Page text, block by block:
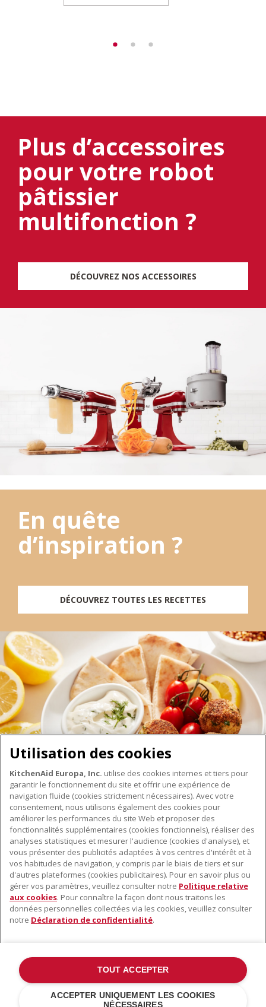
Plus d’accessoires
pour votre robot
pâtissier
multifonction ?
DÉCOUVREZ NOS ACCESSOIRES
En quête
d’inspiration ?
DÉCOUVREZ TOUTES LES RECETTES
À PROPOS DE KITCHENAID
À propos de KitchenAid
Histoire de la marque
Communiqués de presse
ODR
NOS PRODUITS
Petits électroménagers
Matériel de cuisine
Accessoires
SERVICE CLIENT
Trouver un magasin
©2022 Tous droits réservés. KitchenAid et la forme du robot pâtissier
multifonction sont des marques déposées aux États Unis et dans
Utilisation des cookies
KitchenAid Europa, Inc. utilise des cookies internes et tiers pour
garantir le fonctionnement du site et offrir une expérience de
navigation fluide (cookies strictement nécessaires). Avec votre
consentement, nous utilisons également des cookies pour
améliorer les performances du site Web et proposer des
fonctionnalités supplémentaires (cookies fonctionnels), réaliser des
analyses statistiques et mesurer l'audience (cookies d'analyse), et
vous présenter des publicités adaptées à vos centres d'intérêt et à
vos habitudes de navigation, y compris par le biais de tiers et sur
d'autres plateformes (cookies publicitaires). Pour en savoir plus ou
gérer vos paramètres, veuillez consulter notre Politique relative
aux cookies. Pour connaître la façon dont nous traitons les
données personnelles collectées via les cookies, veuillez consulter
notre Déclaration de confidentialité.
ACCEPTER UNIQUEMENT LES COOKIES
NÉCESSAIRES
TOUT ACCEPTER